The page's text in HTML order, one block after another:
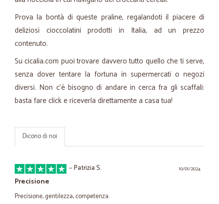
Prova la bontà di queste praline, regalandoti il piacere di
deliziosi cioccolatini prodotti in Italia, ad un prezzo
contenuto.
Su cicalia.com puoi trovare davvero tutto quello che ti serve,
senza dover tentare la fortuna in supermercati o negozi
diversi. Non c'è bisogno di andare in cerca fra gli scaffali:
basta fare click e riceverla direttamente a casa tua!
Dicono di noi
10/01/2024
—Patrizia S.
Precisione
Precisione, gentilezza, competenza.